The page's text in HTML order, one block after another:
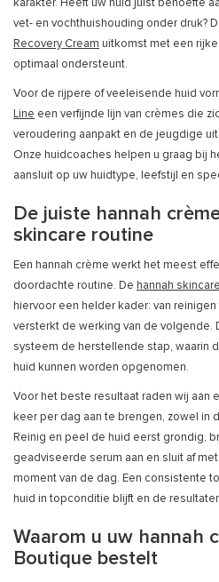
karakter. Heeft uw huid juist behoefte
vet- en vochthuishouding onder druk?
Recovery Cream uitkomst met een
optimaal ondersteunt.
Voor de rijpere of veeleisende huid
Line een verfijnde lijn van crèmes die
veroudering aanpakt en de jeugdige
Onze huidcoaches helpen u graag bij
aansluit op uw huidtype, leefstijl en
De juiste hannah
skincare routine
Een hannah crème werkt het meest
doordachte routine. De hannah
hiervoor een helder kader: van
versterkt de werking van de volgende.
systeem de herstellende stap, waarin
huid kunnen worden opgenomen.
Voor het beste resultaat raden wij aan
keer per dag aan te brengen, zowel in
Reinig en peel de huid eerst grondig,
geadviseerde serum aan en sluit af
moment van de dag. Een consistente
huid in topconditie blijft en de
Waarom u uw hannah
Boutique bestelt